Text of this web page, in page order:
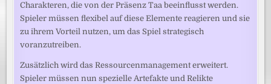
Charakteren, die von der Präsenz Taa beeinflusst werden.
Spieler müssen flexibel auf diese Elemente reagieren und sie
zu ihrem Vorteil nutzen, um das Spiel strategisch
voranzutreiben.
Zusätzlich wird das Ressourcenmanagement erweitert.
Spieler müssen nun spezielle Artefakte und Relikte